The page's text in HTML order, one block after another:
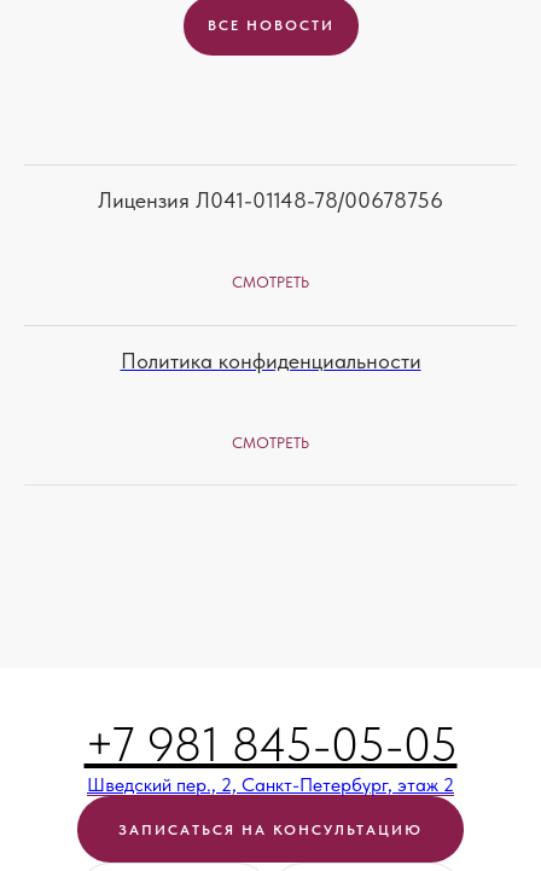
ВСЕ НОВОСТИ
Лицензия Л041-01148-78/00678756
СМОТРЕТЬ
Политика конфиденциальности
СМОТРЕТЬ
+7 981 845-05-05
Шведский пер., 2, Санкт-Петербург, этаж 2
ЗАПИСАТЬСЯ НА КОНСУЛЬТАЦИЮ